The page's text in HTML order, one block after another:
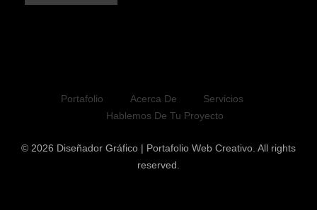
Portafolio Acerca De
Servicios
Hablemos De Tu Proyecto
© 2026 Diseñador Gráfico | Portafolio Web Creativo. All rights
reserved.